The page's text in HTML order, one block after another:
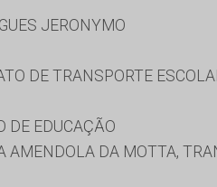
JERONYMO
DE TRANSPORTE
DE EDUCAÇÃO
AMENDOLA DA MOTTA,